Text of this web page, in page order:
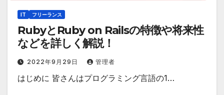
IT フリーランス
RubyとRuby on Railsの特徴や将来性
などを詳しく解説！
2022年9月29日 管理者
はじめに 皆さんはプログラミング言語の1…